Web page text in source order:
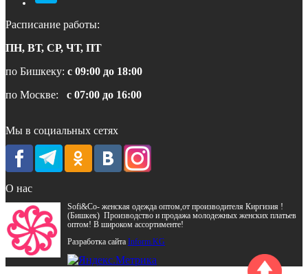
Расписание работы:
ПН, ВТ, СР, ЧТ, ПТ
по Бишкеку: с 09:00 до 18:00
по Москве: с 07:00 до 16:00
Мы в социальных сетях
О нас
Sofi&Co- женская одежда оптом,от производителя Киргизия !
(Бишкек) Производство и продажа молодежных женских платьев
оптом! В широком ассортименте!
Разработка сайта Inform.KG